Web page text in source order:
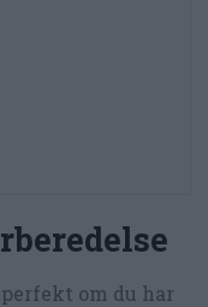
om du har